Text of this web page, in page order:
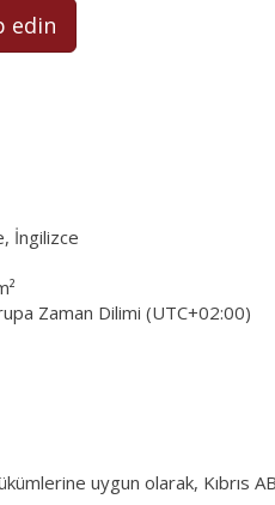
edin
İngilizce
Zaman Dilimi (UTC+02:00)
uygun olarak, Kıbrıs AB